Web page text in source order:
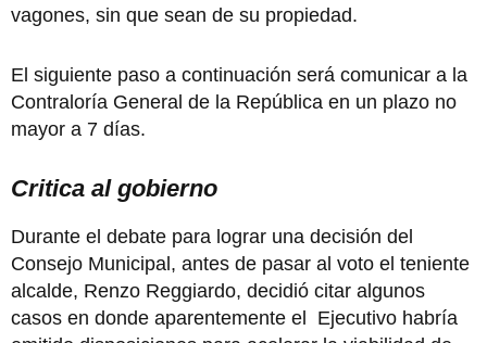
vagones, sin que sean de su propiedad.
El siguiente paso a continuación será comunicar a la
Contraloría General de la República en un plazo no
mayor a 7 días.
Critica al gobierno
Durante el debate para lograr una decisión del
Consejo Municipal, antes de pasar al voto el teniente
alcalde, Renzo Reggiardo, decidió citar algunos
casos en donde aparentemente el Ejecutivo habría